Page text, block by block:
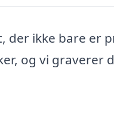
ikke bare er
og vi